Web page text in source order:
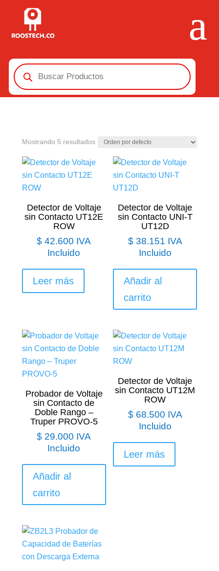
Búsqueda
de
productos
Mostrando 5 resultados
Detector de Voltaje
sin Contacto UT12E
ROW
$ 42.600 IVA
Incluido
Leer más
Detector de Voltaje
sin Contacto UNI-T
UT12D
$38.151 IVA
Incluido
Añadir al
carrito
Probador de Voltaje
sin Contacto de
Doble Rango –
Truper PROVO-5
$ 29.000 IVA
Incluido
Añadir al
carrito
Detector de Voltaje
sin Contacto UT12M
ROW
$68.500 IVA
Incluido
Leer más